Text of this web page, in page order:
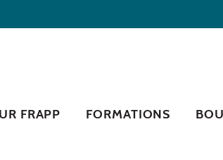
FRAPP FORMATIONS